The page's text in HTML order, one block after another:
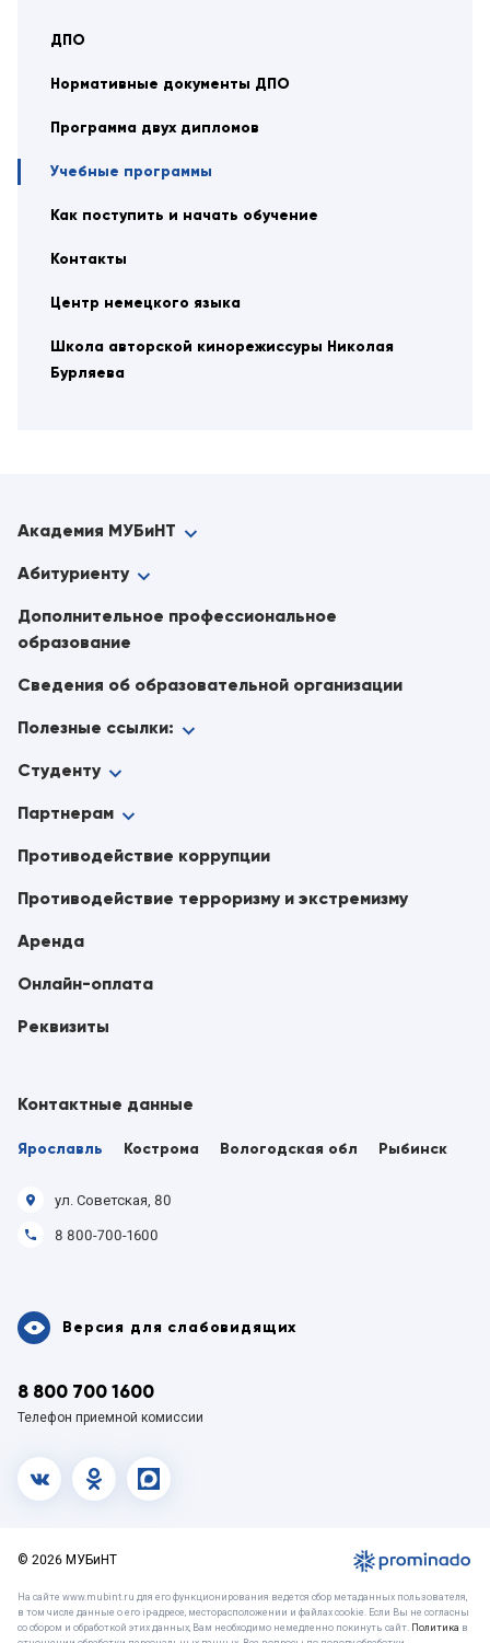
ДПО
Нормативные документы ДПО
Программа двух дипломов
Учебные программы
Как поступить и начать обучение
Контакты
Центр немецкого языка
Школа авторской кинорежиссуры Николая
Бурляева
Академия МУБиНТ
Абитуриенту
Дополнительное профессиональное
образование
Сведения об образовательной организации
Полезные ссылки:
Версия для слабовидящих
8 800 700 1600
Телефон приемной комиссии
vk.com
Студенту
Партнерам
Противодействие коррупции
Противодействие терроризму и экстремизму
Аренда
Онлайн-оплата
Реквизиты
Контактные данные
Ярославль Кострома Вологодская обл Рыбинск
ул. Советская, 80
8 800-700-1600
© 2026 МУБиНТ
На сайте www.mubint.ru для его функционирования ведется сбор метаданных пользователя,
в том числе данные о его ip-адресе, месторасположении и файлах cookie. Если Вы не согласны
со сбором и обработкой этих данных, Вам необходимо немедленно покинуть сайт. Политика в